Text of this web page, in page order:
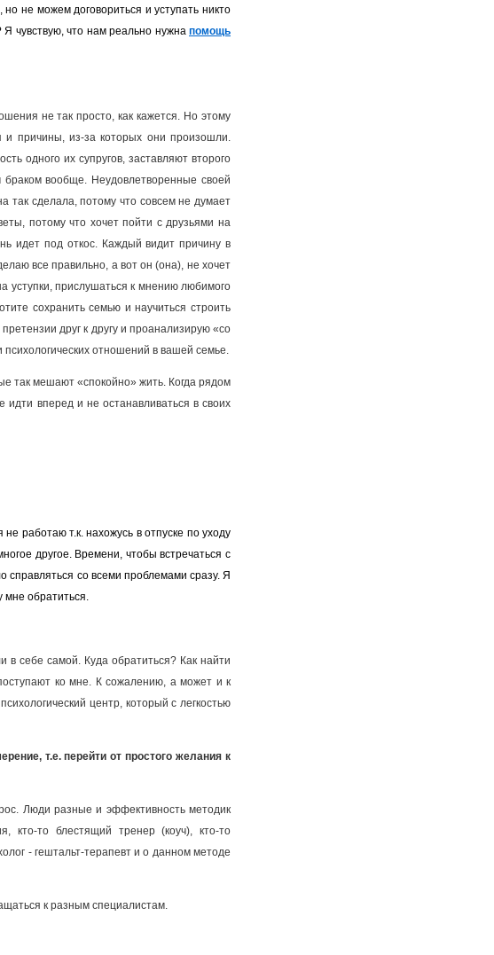
не можем договориться и уступать никто
чувствую, что нам реально нужна помощь
не так просто, как кажется. Но этому
причины, из-за которых они произошли.
одного их супругов, заставляют второго
вообще. Неудовлетворенные своей
так сделала, потому что совсем не думает
потому что хочет пойти с друзьями на
идет под откос. Каждый видит причину в
все правильно, а вот он (она), не хочет
уступки, прислушаться к мнению любимого
сохранить семью и научиться строить
друг к другу и проанализирую «со
отношений в вашей семье.
так мешают «спокойно» жить. Когда рядом
вперед и не останавливаться в своих
работаю т.к. нахожусь в отпуске по уходу
другое. Времени, чтобы встречаться с
справляться со всеми проблемами сразу. Я
мне обратиться.
в себе самой. Куда обратиться? Как найти
ко мне. К сожалению, а может и к
центр, который с легкостью
т.е. перейти от простого желания к
Люди разные и эффективность методик
кто-то блестящий тренер (коуч), кто-то
- гештальт-терапевт и о данном методе
к разным специалистам.